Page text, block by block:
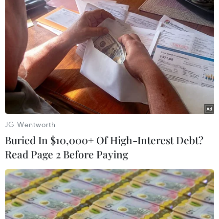
Áp thấp nhiệt đới sắp
mạnh lên thành bão, cả
nước có mưa dông về
chiều tối
Trong 24-72 giờ tới, áp thấp nhiệt đới mạnh lên
thành bão và di chuyển theo hướng Tây Bắc, mỗi
giờ đi được khoảng 10km và suy yếu dần.
JG Wentworth
Buried In $10,000+ Of High-Interest Debt?
Read Page 2 Before Paying